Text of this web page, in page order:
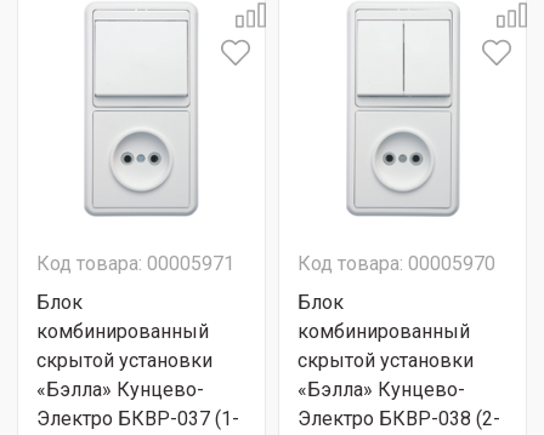
Код товара: 00005971
Блок
комбинированный
скрытой установки
«Бэлла» Кунцево-
Электро БКВР-037 (1-
Код товара: 00005970
Блок
комбинированный
скрытой установки
«Бэлла» Кунцево-
Электро БКВР-038 (2-